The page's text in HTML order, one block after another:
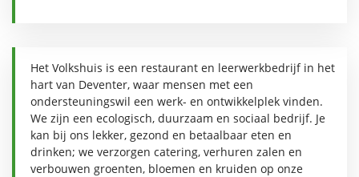
Het Volkshuis is een restaurant en leerwerkbedrijf in het
hart van Deventer, waar mensen met een
ondersteuningswil een werk- en ontwikkelplek vinden.
We zijn een ecologisch, duurzaam en sociaal bedrijf. Je
kan bij ons lekker, gezond en betaalbaar eten en
drinken; we verzorgen catering, verhuren zalen en
verbouwen groenten, bloemen en kruiden op onze